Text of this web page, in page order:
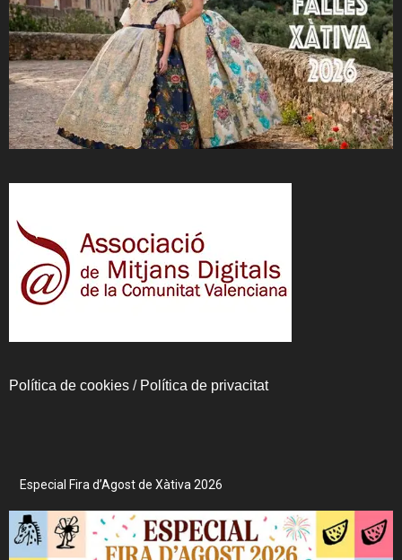
Política de cookies / Política de privacitat
Especial Fira d’Agost de Xàtiva 2026